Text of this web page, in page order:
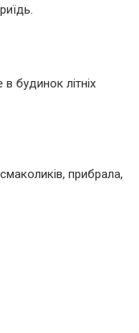
будинок літніх
прибрала,